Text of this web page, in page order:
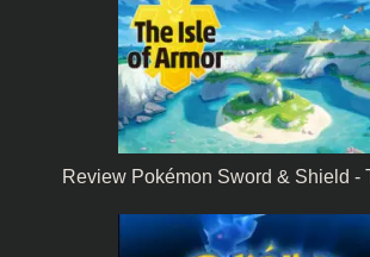
Review Pokémon Sword & Shield -